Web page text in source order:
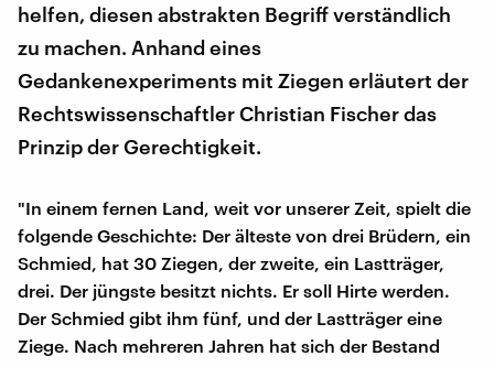
helfen, diesen abstrakten Begriff verständlich
zu machen. Anhand eines
Gedankenexperiments mit Ziegen erläutert der
Rechtswissenschaftler Christian Fischer das
Prinzip der Gerechtigkeit.
"In einem fernen Land, weit vor unserer Zeit, spielt die
folgende Geschichte: Der älteste von drei Brüdern, ein
Schmied, hat 30 Ziegen, der zweite, ein Lastträger,
drei. Der jüngste besitzt nichts. Er soll Hirte werden.
Der Schmied gibt ihm fünf, und der Lastträger eine
Ziege. Nach mehreren Jahren hat sich der Bestand